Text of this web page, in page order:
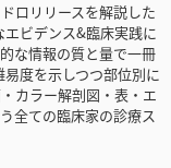
ロリリースを解説した
ビデンス&臨床実践に
な情報の質と量で一冊
度を示しつつ部位別に
カラー解剖図・表・エ
全ての臨床家の診療ス